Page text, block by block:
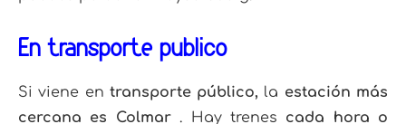
En transporte público
Si viene en transporte público, la estación más
cercana es Colmar. Hay trenes cada hora o